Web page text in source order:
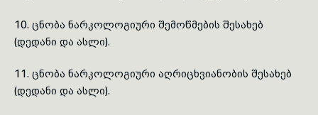
10. ცნობა ნარკოლოგიური შემოწმების შესახებ
(დედანი და ასლი).
11. ცნობა ნარკოლოგიური აღრიცხვიანობის შესახებ
(დედანი და ასლი).